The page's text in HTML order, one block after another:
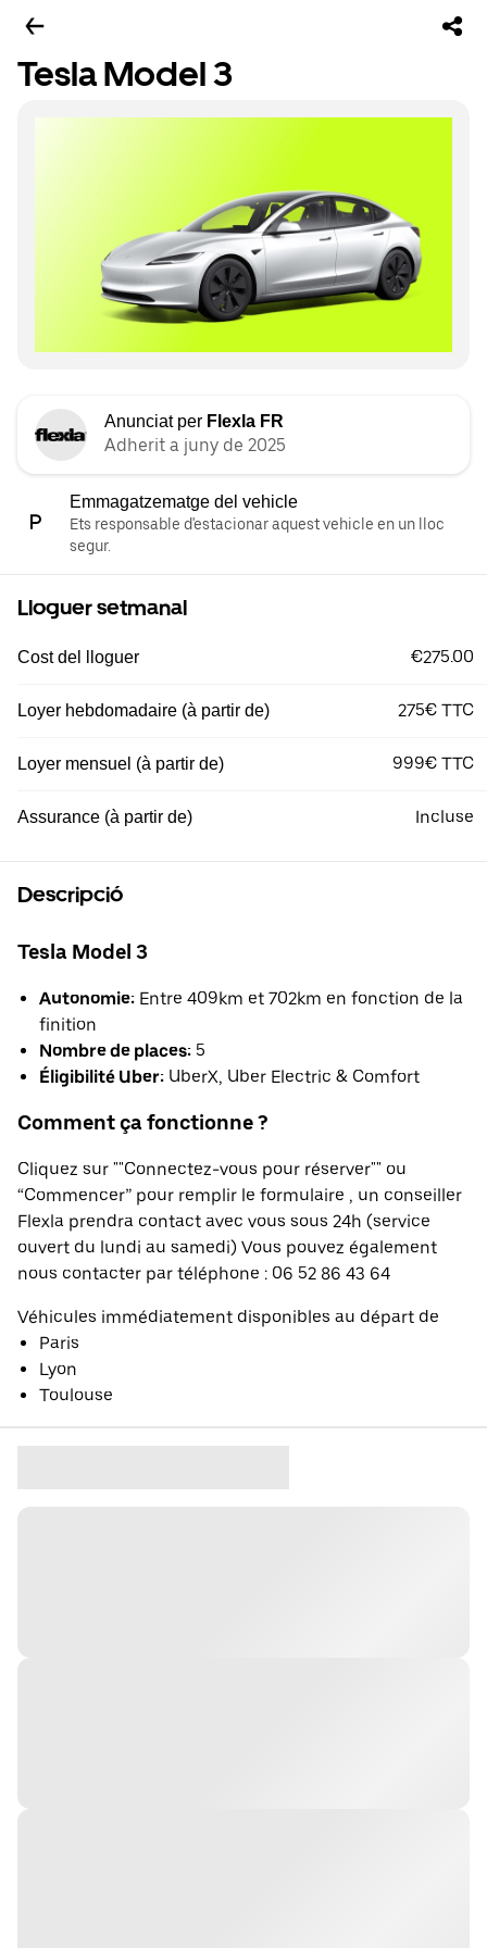
Tesla Model 3
Anunciat per Flexla FR
Adherit a juny de 2025
Emmagatzematge del vehicle
Ets responsable d'estacionar aquest vehicle en un lloc
segur.
Lloguer setmanal
Cost del lloguer €275.00
Loyer hebdomadaire (à partir de) 275€ TTC
Loyer mensuel (à partir de) 999€ TTC
Assurance (à partir de) Incluse
Descripció
Tesla Model 3
Autonomie: Entre 409km et 702km en fonction de la
finition
Nombre de places: 5
Éligibilité Uber: UberX, Uber Electric & Comfort
Comment ça fonctionne ?
Cliquez sur ""Connectez-vous pour réserver"" ou
“Commencer” pour remplir le formulaire , un conseiller
Flexla prendra contact avec vous sous 24h (service
ouvert du lundi au samedi) Vous pouvez également
nous contacter par téléphone : 06 52 86 43 64
Véhicules immédiatement disponibles au départ de
Paris
Lyon
Toulouse